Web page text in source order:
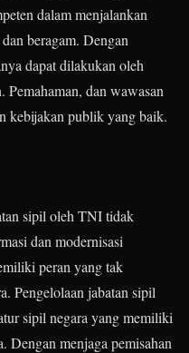
dalam menjalankan
beragam. Dengan
dapat dilakukan oleh
dan wawasan
kebijakan publik yang baik.
sipil oleh TNI tidak
dan modernisasi
peran yang tak
Pengelolaan jabatan sipil
sipil negara yang memiliki
Dengan menjaga pemisahan